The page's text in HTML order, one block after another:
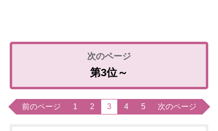
第3位～
前のページ 1 2 3 4 5 次のページ